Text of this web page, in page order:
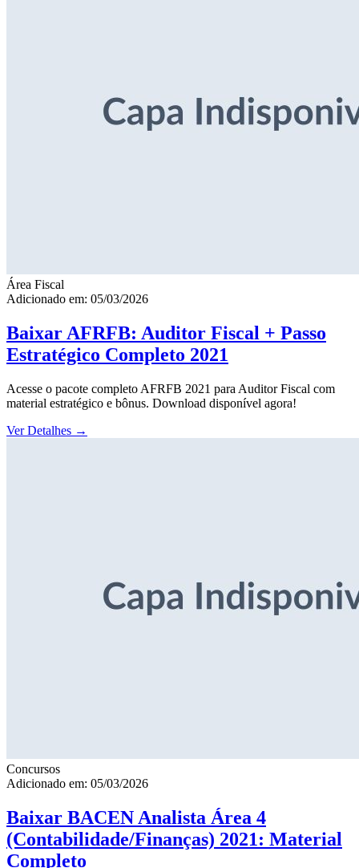
Área Fiscal
Adicionado em: 05/03/2026
Baixar AFRFB: Auditor Fiscal + Passo
Estratégico Completo 2021
Acesse o pacote completo AFRFB 2021 para Auditor Fiscal com
material estratégico e bônus. Download disponível agora!
Ver Detalhes →
Concursos
Adicionado em: 05/03/2026
Baixar BACEN Analista Área 4
(Contabilidade/Finanças) 2021: Material
Completo